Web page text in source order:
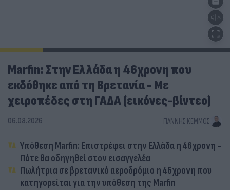
Marfin: Στην Ελλάδα η 46χρονη που
εκδόθηκε από τη Βρετανία - Με
χειροπέδες στη ΓΑΔΑ (εικόνες-βίντεο)
06.08.2026 ΓΙΆΝΝΗΣ ΚΈΜΜΟΣ
Υπόθεση Marfin: Επιστρέφει στην Ελλάδα η 46χρονη -
Πότε θα οδηγηθεί στον εισαγγελέα
Πωλήτρια σε βρετανικό αεροδρόμιο η 46χρονη που
κατηγορείται για την υπόθεση της Marfin